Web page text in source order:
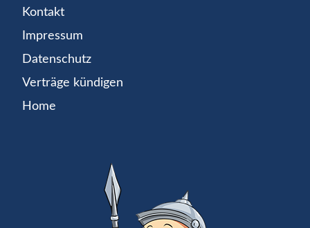
Kontakt
Impressum
Datenschutz
Verträge kündigen
Home